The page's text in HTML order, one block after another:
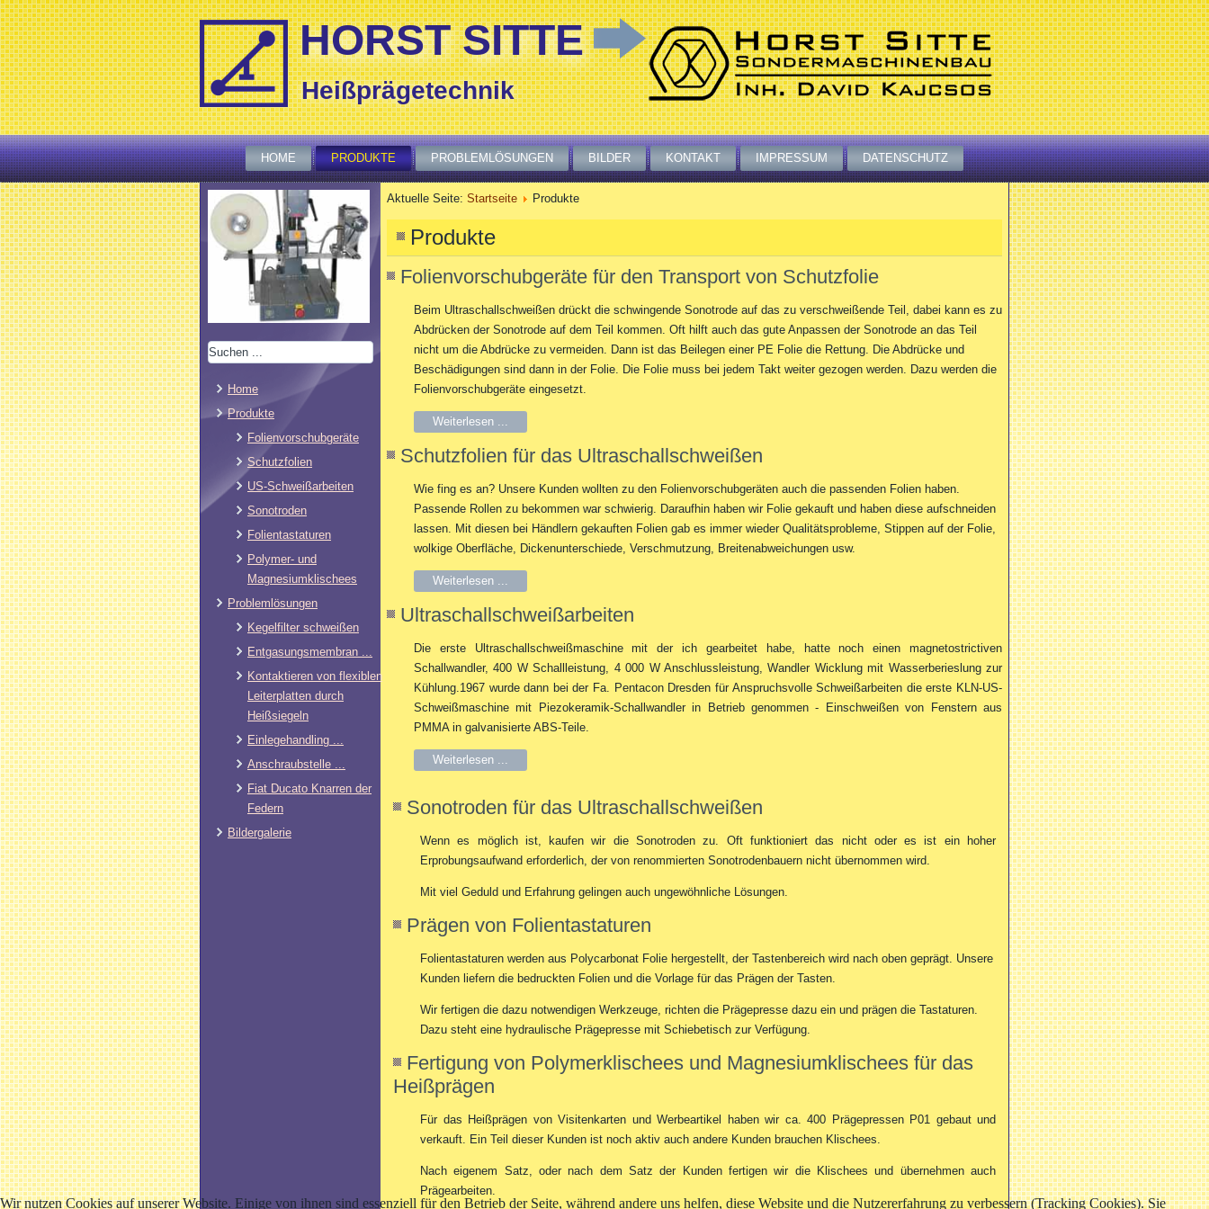
HORST SITTE
Heißprägetechnik
HOME PRODUKTE PROBLEMLÖSUNGEN BILDER KONTAKT IMPRESSUM DATENSCHUTZ
Home
Produkte
Folienvorschubgeräte
Schutzfolien
US-Schweißarbeiten
Sonotroden
Folientastaturen
Polymer- und
Magnesiumklischees
Problemlösungen
Kegelfilter schweißen
Entgasungsmembran ...
Kontaktieren von flexiblen
Leiterplatten durch
Heißsiegeln
Einlegehandling ...
Anschraubstelle ...
Fiat Ducato Knarren der
Federn
Bildergalerie
Aktuelle Seite: Startseite Produkte
Produkte
Folienvorschubgeräte für den Transport von Schutzfolie
Beim Ultraschallschweißen drückt die schwingende Sonotrode auf das zu verschweißende Teil, dabei kann es zu
Abdrücken der Sonotrode auf dem Teil kommen. Oft hilft auch das gute Anpassen der Sonotrode an das Teil
nicht um die Abdrücke zu vermeiden. Dann ist das Beilegen einer PE Folie die Rettung. Die Abdrücke und
Beschädigungen sind dann in der Folie. Die Folie muss bei jedem Takt weiter gezogen werden. Dazu werden die
Folienvorschubgeräte eingesetzt.
Weiterlesen ...
Schutzfolien für das Ultraschallschweißen
Wie fing es an? Unsere Kunden wollten zu den Folienvorschubgeräten auch die passenden Folien haben.
Passende Rollen zu bekommen war schwierig. Daraufhin haben wir Folie gekauft und haben diese aufschneiden
lassen. Mit diesen bei Händlern gekauften Folien gab es immer wieder Qualitätsprobleme, Stippen auf der Folie,
wolkige Oberfläche, Dickenunterschiede, Verschmutzung, Breitenabweichungen usw.
Weiterlesen ...
Ultraschallschweißarbeiten
Die erste Ultraschallschweißmaschine mit der ich gearbeitet habe, hatte noch einen magnetostrictiven
Schallwandler, 400 W Schallleistung, 4 000 W Anschlussleistung, Wandler Wicklung mit Wasserberieslung zur
Kühlung.1967 wurde dann bei der Fa. Pentacon Dresden für Anspruchsvolle Schweißarbeiten die erste KLN-US-
Schweißmaschine mit Piezokeramik-Schallwandler in Betrieb genommen - Einschweißen von Fenstern aus
PMMA in galvanisierte ABS-Teile.
Weiterlesen ...
Sonotroden für das Ultraschallschweißen
Wenn es möglich ist, kaufen wir die Sonotroden zu. Oft funktioniert das nicht oder es ist ein hoher
Erprobungsaufwand erforderlich, der von renommierten Sonotrodenbauern nicht übernommen wird.
Mit viel Geduld und Erfahrung gelingen auch ungewöhnliche Lösungen.
Prägen von Folientastaturen
Folientastaturen werden aus Polycarbonat Folie hergestellt, der Tastenbereich wird nach oben geprägt. Unsere
Kunden liefern die bedruckten Folien und die Vorlage für das Prägen der Tasten.
Wir fertigen die dazu notwendigen Werkzeuge, richten die Prägepresse dazu ein und prägen die Tastaturen.
Dazu steht eine hydraulische Prägepresse mit Schiebetisch zur Verfügung.
Fertigung von Polymerklischees und Magnesiumklischees für das
Heißprägen
Für das Heißprägen von Visitenkarten und Werbeartikel haben wir ca. 400 Prägepressen P01 gebaut und
verkauft. Ein Teil dieser Kunden ist noch aktiv auch andere Kunden brauchen Klischees.
Nach eigenem Satz, oder nach dem Satz der Kunden fertigen wir die Klischees und übernehmen auch
Prägearbeiten.
Wir nutzen Cookies auf unserer Website. Einige von ihnen sind essenziell für den Betrieb der Seite, während andere uns helfen, diese Website und die Nutzererfahrung zu verbessern (Tracking Cookies). Sie